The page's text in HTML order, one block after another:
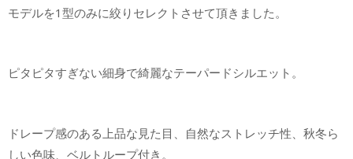
モデルを1型のみに絞りセレクトさせて頂きました。
ピタピタすぎない細身で綺麗なテーパードシルエット。
ドレープ感のある上品な見た目、自然なストレッチ性、秋冬ら
しい色味、ベルトループ付き。